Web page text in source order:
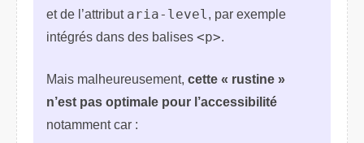
et de l’attribut aria-level, par exemple
intégrés dans des balises <p>.
Mais malheureusement, cette « rustine »
n’est pas optimale pour l’accessibilité
notamment car :